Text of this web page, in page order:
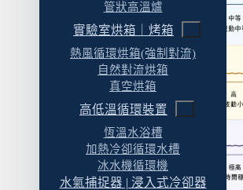
管狀高溫爐
實驗室烘箱｜烤箱
熱風循環烘箱(強制對流)
自然對流烘箱
真空烘箱
高低溫循環裝置
恆溫水浴槽
加熱冷卻循環水槽
冰水機循環機
水氣捕捉器 | 浸入式冷卻器